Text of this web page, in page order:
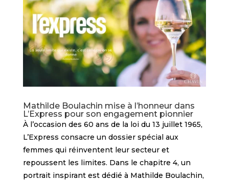
Mathilde Boulachin mise à l’honneur dans
L’Express pour son engagement pionnier
À l’occasion des 60 ans de la loi du 13 juillet 1965,
L’Express consacre un dossier spécial aux
femmes qui réinventent leur secteur et
repoussent les limites. Dans le chapitre 4, un
portrait inspirant est dédié à Mathilde Boulachin,